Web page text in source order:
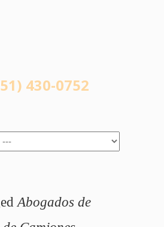
430-0752
Abogados de